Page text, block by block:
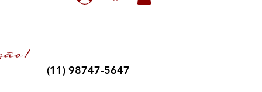
(11) 98747-5647